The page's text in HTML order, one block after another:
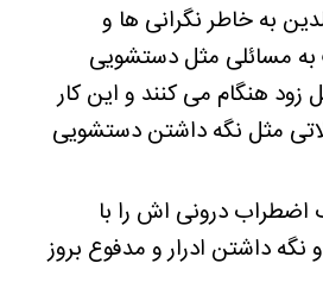
به خاطر نگرانی ها و
مسائلی مثل دستشویی
زود هنگام می کنند و این کار
مثل نگه داشتن دستشویی
درونی اش را با
داشتن ادرار و مدفوع بروز